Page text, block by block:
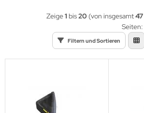
Filtern und Sortieren
Zeige1 bis20 (von insgesamt47
Seiten: